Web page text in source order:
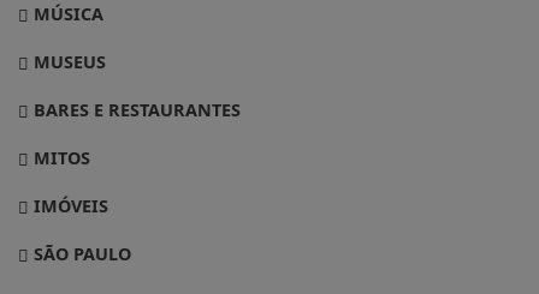
MÚSICA
MUSEUS
BARES E RESTAURANTES
MITOS
IMÓVEIS
SÃO PAULO